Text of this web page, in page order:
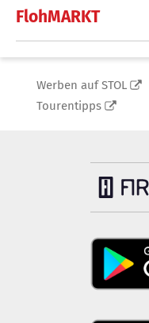
FlohMARKT
Werben auf STOL
Tourentipps